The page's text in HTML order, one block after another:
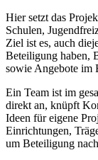
Hier setzt das
Schulen,
Ziel ist es, auch
Beteiligung haben,
sowie Angebote im
Ein Team ist im
direkt an, knüpft
Ideen für eigene
Einrichtungen,
um Beteiligung